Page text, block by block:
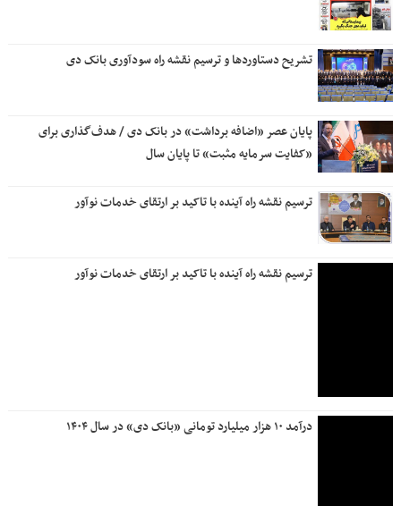
تشریح دستاوردها و ترسیم نقشه راه سودآوری بانک دی
پایان عصر «اضافه برداشت» در بانک دی / هدف‌گذاری برای
«کفایت سرمایه مثبت» تا پایان سال
ترسیم نقشه راه آینده با تاکید بر ارتقای خدمات نوآور
ترسیم نقشه راه آینده با تاکید بر ارتقای خدمات نوآور
درآمد ۱۰ هزار میلیارد تومانی «بانک دی» در سال ۱۴۰۴